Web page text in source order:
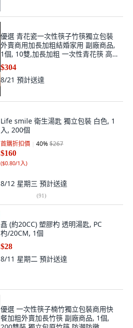
優選 青花瓷一次性筷子竹筷獨立包裝
外賣商用加長加粗結婚家用 副廠商品,
1個, 10雙,加長加粗 一次性青花筷 高
品質/高顏值
$304
8/21 預計送達
Life smile 衛生湯匙 獨立包裝 白色, 1
入, 200個
首購折扣價 40%$267
$160
($0.80/1入)
8/12 星期三 預計送達
(91)
嚞 (約20CC) 塑膠杓 透明湯匙, PC
杓/20CM, 1個
$28
8/11 星期二 預計送達
優選 一次性筷子楠竹獨立包裝商用快
餐加粗外賣加長竹筷 副廠商品, 1個,